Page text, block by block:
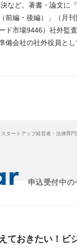
など。著書・論文に
前編・後編）」（月
ド市場9446）社外監
備会社の社外役員と
タートアップ経営者・法律専
申込受付中の
ておきたい！ビ